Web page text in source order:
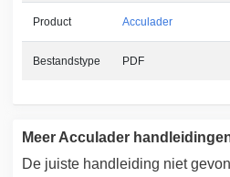
Product Acculader
Bestandstype PDF
Meer Acculader
De juiste handleiding niet